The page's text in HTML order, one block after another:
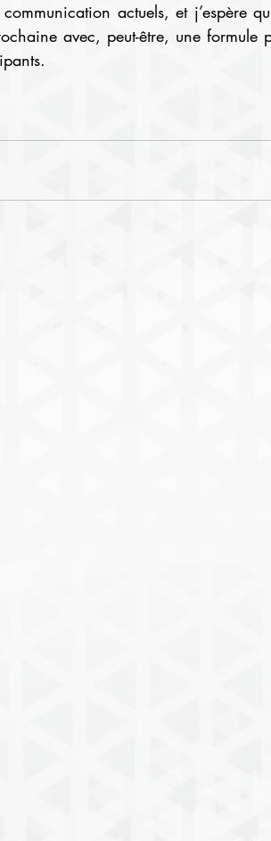
actuels, et j’espère
avec, peut-être, une formule